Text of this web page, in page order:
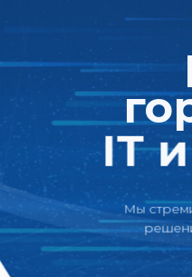
IT и
Мы стремимся к
решения. Наши